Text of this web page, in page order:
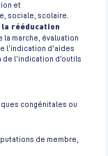
et
sociale, scolaire.
rééducation
la marche, évaluation
l’indication d’aides
l’indication d’outils
congénitales ou
de membre,